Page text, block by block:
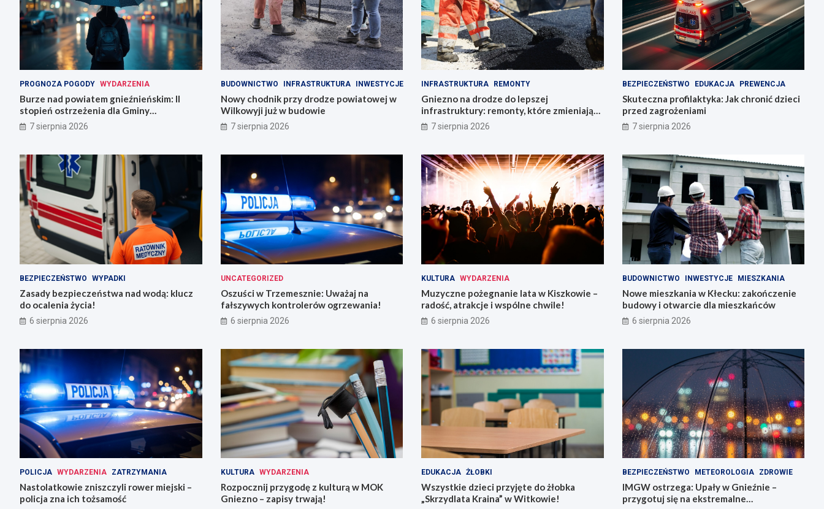
PROGNOZA POGODY WYDARZENIA
Burze nad powiatem gnieźnieńskim: II
stopień ostrzeżenia dla Gminy
Trzemeszno
7 sierpnia 2026
BUDOWNICTWO INFRASTRUKTURA INWESTYCJE
Nowy chodnik przy drodze powiatowej w
Wilkowyji już w budowie
7 sierpnia 2026
INFRASTRUKTURA REMONTY
Gniezno na drodze do lepszej
infrastruktury: remonty, które zmieniają
miasto
7 sierpnia 2026
BEZPIECZEŃSTWO EDUKACJA PREWENCJA
Skuteczna profilaktyka: Jak chronić dzieci
przed zagrożeniami
7 sierpnia 2026
BEZPIECZEŃSTWO WYPADKI
Zasady bezpieczeństwa nad wodą: klucz
do ocalenia życia!
6 sierpnia 2026
UNCATEGORIZED
Oszuści w Trzemesznie: Uważaj na
fałszywych kontrolerów ogrzewania!
6 sierpnia 2026
KULTURA WYDARZENIA
Muzyczne pożegnanie lata w Kiszkowie –
radość, atrakcje i wspólne chwile!
6 sierpnia 2026
BUDOWNICTWO INWESTYCJE MIESZKANIA
Nowe mieszkania w Kłecku: zakończenie
budowy i otwarcie dla mieszkańców
6 sierpnia 2026
POLICJA WYDARZENIA ZATRZYMANIA
Nastolatkowie zniszczyli rower miejski –
policja zna ich tożsamość
KULTURA WYDARZENIA
Rozpocznij przygodę z kulturą w MOK
Gniezno – zapisy trwają!
EDUKACJA ŻŁOBKI
Wszystkie dzieci przyjęte do żłobka
„Skrzydlata Kraina” w Witkowie!
BEZPIECZEŃSTWO METEOROLOGIA ZDROWIE
IMGW ostrzega: Upały w Gnieźnie –
przygotuj się na ekstremalne